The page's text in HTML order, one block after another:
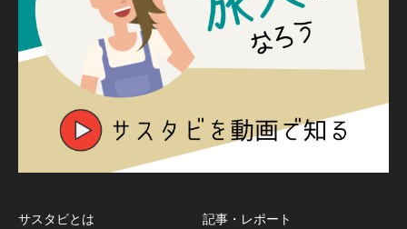
サスタビとは 記事・レポート